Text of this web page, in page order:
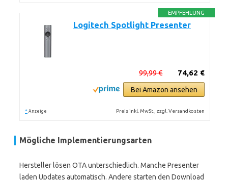
EMPFEHLUNG
Logitech Spotlight Presenter
74,62 €
99,99 €
Bei Amazon ansehen
* Anzeige Preis inkl. MwSt., zzgl. Versandkosten
Mögliche Implementierungsarten
Hersteller lösen OTA unterschiedlich. Manche Presenter
laden Updates automatisch. Andere starten den Download